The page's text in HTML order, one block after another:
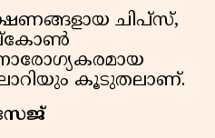
ചിപ്സ്,
കൂടുതലാണ്.